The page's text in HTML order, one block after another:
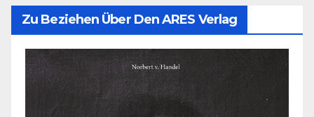
Zu Beziehen Über Den ARES Verlag